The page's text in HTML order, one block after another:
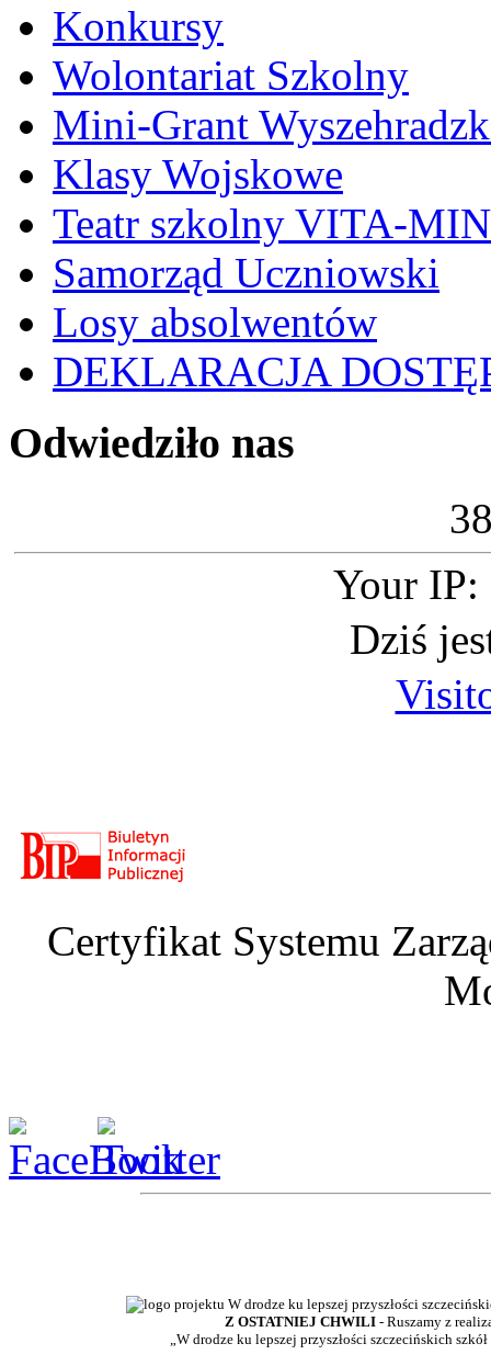
Konkursy
Wolontariat Szkolny
Mini-Grant
Klasy Wojskowe
Teatr szkolny VITA-
Samorząd Uczniowski
Losy absolwentów
DEKLARACJA
Odwiedziło nas
3
Your IP:
Dziś
Certyfikat Systemu
Z OSTATNIEJ CHWILI - Ruszamy z
„W drodze ku lepszej przyszłości szczecińskich